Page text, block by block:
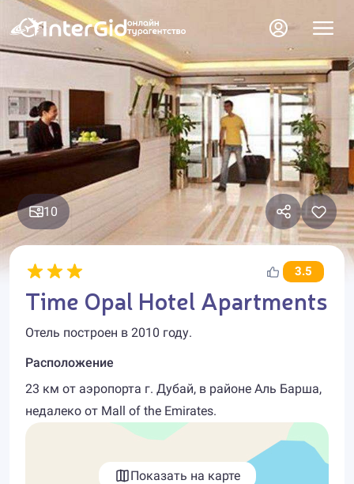
10
3.5
Time Opal Hotel Apartments
Отель построен в 2010 году.
Расположение
23 км от аэропорта г. Дубай, в районе Аль Барша,
недалеко от Mall of the Emirates.
Показать на карте